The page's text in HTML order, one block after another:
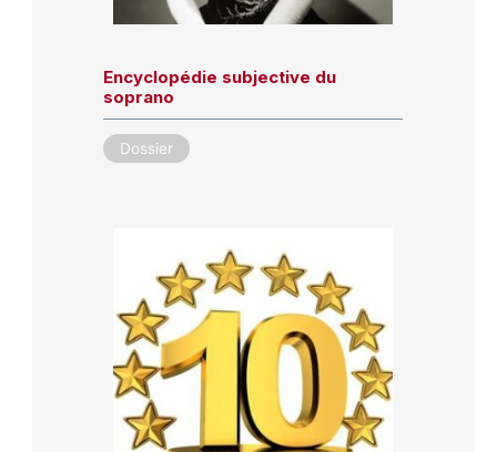
Encyclopédie subjective du
soprano
Dossier